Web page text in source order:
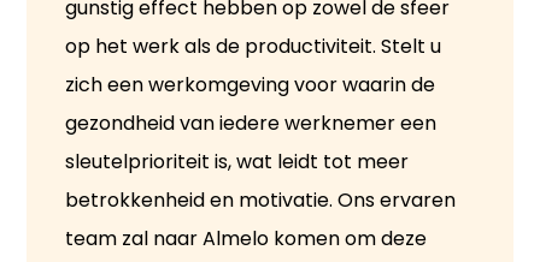
gunstig effect hebben op zowel de sfeer
op het werk als de productiviteit. Stelt u
zich een werkomgeving voor waarin de
gezondheid van iedere werknemer een
sleutelprioriteit is, wat leidt tot meer
betrokkenheid en motivatie. Ons ervaren
team zal naar Almelo komen om deze